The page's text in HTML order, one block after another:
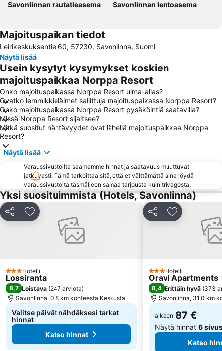
Savonlinnan rautatieasema
Savonlinnan lentoasema
Majoituspaikan tiedot
Leirikeskuksentie 60, 57230, Savonlinna, Suomi
Näytä lisää
Usein kysytyt kysymykset koskien
majoituspaikkaa Norppa Resort
Onko majoituspaikassa Norppa Resort uima-allas?
Ovatko lemmikkieläimet sallittuja majoituspaikassa Norppa Resort?
Onko majoituspaikassa Norppa Resort pysäköintiä saatavilla?
Missä Norppa Resort sijaitsee?
Mitkä suositut nähtävyydet ovat lähellä majoituspaikkaa Norppa
Resort?
Näytä lisää
Varaussivustoilta saamamme hinnat ja saatavuus muuttuvat
jatkuvasti. Tämä tarkoittaa sitä, että et välttämättä aina löydä
varaussivustolta täsmälleen samaa tarjousta kuin trivagosta.
Yksi suosituimmista (Hotels, Savonlinna)
Jaa Lisää suosikkeihin
3 Tähtiluokitus
Hotelli
Lossiranta
8,7 Loistava (247 arviota)
Savonlinna, 0.8 km kohteesta Keskusta
Valitse päivät nähdäksesi tarkat
hinnat
Katso hinnat
Jaa Lisää
3 Tähtiluokitus
Hotelli
Oravi Apartments
8,4 Erittäin hyvä (373
Savonlinna, 31.0 km
alkaen 87 €
Näytä hinnat 6
Katso